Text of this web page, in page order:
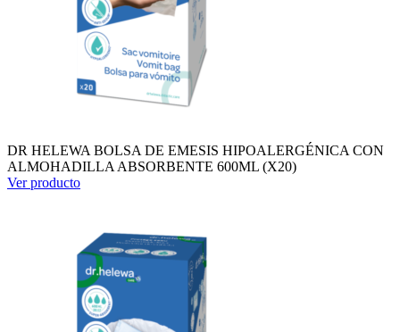
DR HELEWA BOLSA DE EMESIS HIPOALERGÉNICA CON
ALMOHADILLA ABSORBENTE 600ML (X20)
Ver producto